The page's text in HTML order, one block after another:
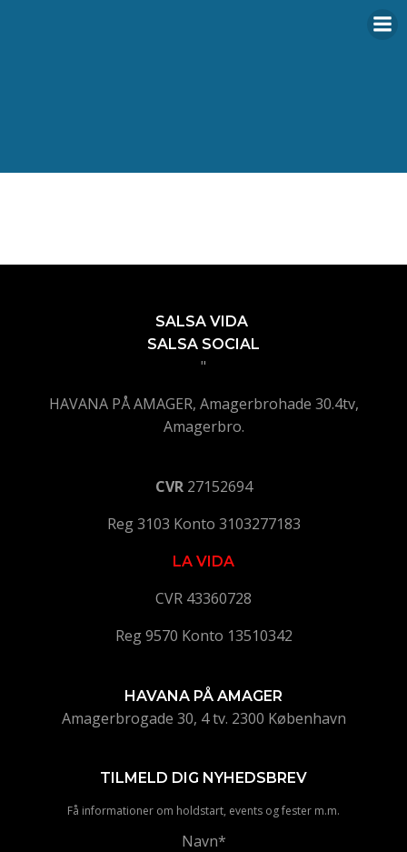
SALSA VIDA
SALSA SOCIAL
"
HAVANA PÅ AMAGER, Amagerbrohade 30.4tv,
Amagerbro.
CVR 27152694
Reg 3103 Konto 3103277183
LA VIDA
CVR 43360728
Reg 9570 Konto 13510342
HAVANA PÅ AMAGER
Amagerbrogade 30, 4 tv. 2300 København
TILMELD DIG NYHEDSBREV
Få informationer om holdstart, events og fester m.m.
Navn*